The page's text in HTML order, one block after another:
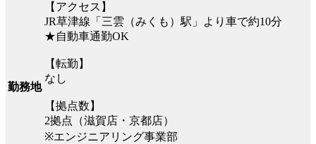
勤務地
【アクセス】
JR草津線「三雲（みくも）駅」より車で約10分
★自動車通勤OK
【転勤】
なし
【拠点数】
2拠点（滋賀店・京都店）
※エンジニアリング事業部